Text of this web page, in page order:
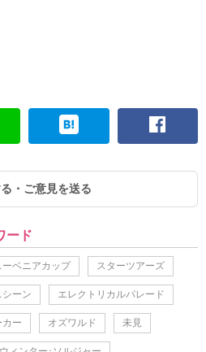
・ご意見を送る
ード
ーベニアカップ スターツアーズ
ーン エレクトリカルパレード
カー オズワルド 未見